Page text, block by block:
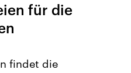
für die
findet die